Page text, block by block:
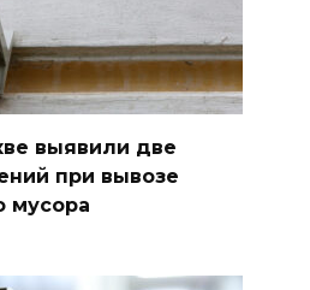
выявили две
при вывозе
мусора